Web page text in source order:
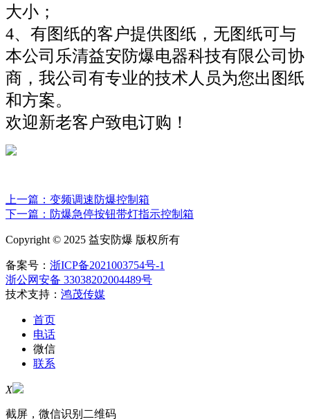
大小；
4、有图纸的客户提供图纸，无图纸可与
本公司乐清益安防爆电器科技有限公司协
商，我公司有专业的技术人员为您出图纸
和方案。
欢迎新老客户致电订购！
上一篇：变频调速防爆控制箱
下一篇：防爆急停按钮带灯指示控制箱
Copyright © 2025 益安防爆 版权所有
备案号： 浙ICP备2021003754号-1
浙公网安备 33038202004489号
技术支持： 鸿茂传媒
首页
电话
微信
联系
X
截屏，微信识别二维码